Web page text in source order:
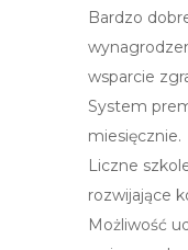
Bardzo
wsparcie
System
miesięcznie.
Liczne
rozwijające
Możliwość